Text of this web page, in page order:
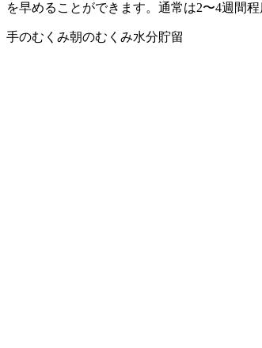
を早めることができます。通常は2〜4週間
手のむくみ朝のむくみ水分貯留